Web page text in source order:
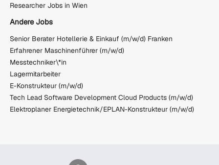
Researcher Jobs in Wien
Andere Jobs
Senior Berater Hotellerie & Einkauf (m/w/d) Franken
Erfahrener Maschinenführer (m/w/d)
Messtechniker\*in
Lagermitarbeiter
E-Konstrukteur (m/w/d)
Tech Lead Software Development Cloud Products (m/w/d)
Elektroplaner Energietechnik/EPLAN-Konstrukteur (m/w/d)